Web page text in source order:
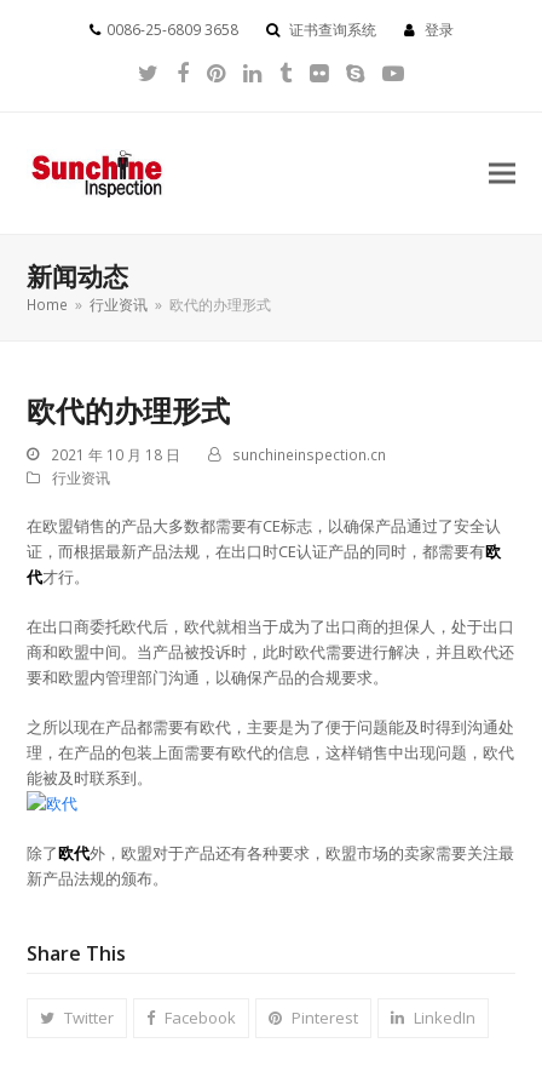
0086-25-6809 3658 证书查询系统 登录
Twitter
Facebook
Pinterest
LinkedIn
Tumblr
FlickrSkypeYouTube
新闻动态
Home » 行业资讯 » 欧代的办理形式
欧代的办理形式
2021 年 10 月 18 日
sunchineinspection.cn
行业资讯
在欧盟销售的产品大多数都需要有CE标志，以确保产品通过了安全认
证，而根据最新产品法规，在出口时CE认证产品的同时，都需要有欧
代才行。
在出口商委托欧代后，欧代就相当于成为了出口商的担保人，处于出口
商和欧盟中间。当产品被投诉时，此时欧代需要进行解决，并且欧代还
要和欧盟内管理部门沟通，以确保产品的合规要求。
之所以现在产品都需要有欧代，主要是为了便于问题能及时得到沟通处
理，在产品的包装上面需要有欧代的信息，这样销售中出现问题，欧代
能被及时联系到。
除了欧代外，欧盟对于产品还有各种要求，欧盟市场的卖家需要关注最
新产品法规的颁布。
Share This
Twitter Facebook Pinterest LinkedIn